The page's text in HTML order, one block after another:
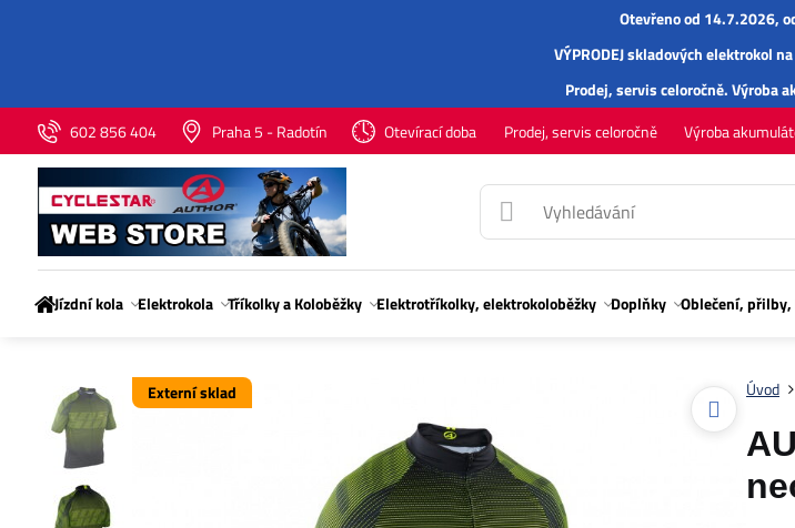
Otevřeno od 14.7.2026,
VÝPRODEJ skladových elektrokol
Prodej,servisceloročně.Výroba
602 856 404
Praha 5 - Radotín Otevírací doba Prodej, servis celoročně Výroba
Jízdní kola Elektrokola Tříkolky a Koloběžky Elektrotříkolky, elektrokoloběžky Doplňky Oblečení,
Externí sklad Úvod